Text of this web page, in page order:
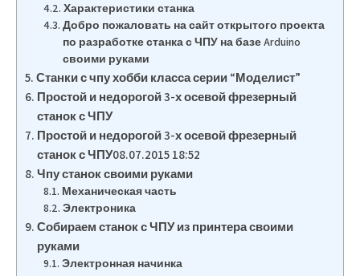
Характеристики станка
Добро пожаловать на сайт открытого проекта
по разработке станка с ЧПУ на базе Arduino
своими руками
Станки с чпу хобби класса серии “Моделист”
Простой и недорогой 3-х осевой фрезерный
станок с ЧПУ
Простой и недорогой 3-х осевой фрезерный
станок с ЧПУ08.07.2015 18:52
Чпу станок своими руками
Механическая часть
Электроника
Собираем станок с ЧПУ из принтера своими
руками
Электронная начинка